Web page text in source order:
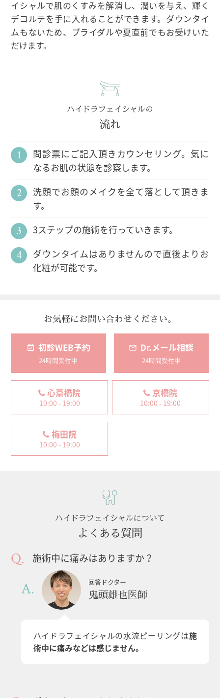
イシャルで肌のくすみを解消し、潤いを与え、輝く
デコルテを手に入れることができます。ダウンタイ
ムもないため、ブライダルや夏直前でもお受けいた
だけます。
ハイドラフェイシャルの
流れ
問診票にご記入頂きカウンセリング。気に
なるお肌の状態を診察します。
洗顔でお顔のメイクを全て落として頂きま
す。
3ステップの施術を行っていきます。
ダウンタイムはありませんので直後よりお
化粧が可能です。
お気軽にお問い合わせください。
初診WEB予約
24時間受付中
Dr.メール相談
24時間受付中
心斎橋院
10:00 - 19:00
京橋院
10:00 - 19:00
梅田院
10:00 - 19:00
ハイドラフェイシャルについて
よくある質問
施術中に痛みはありますか？
回答ドクター
鬼頭雄也医師
ハイドラフェイシャルの水流ピーリングは施
術中に痛みなどは感じません。